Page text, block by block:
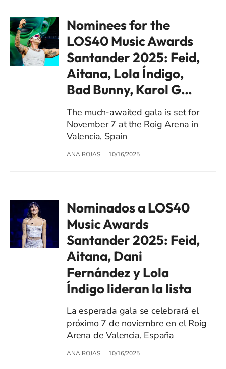
Nominees for the
LOS40 Music Awards
Santander 2025: Feid,
Aitana, Lola Índigo,
Bad Bunny, Karol G…
The much-awaited gala is set for
November 7 at the Roig Arena in
Valencia, Spain
ANA ROJAS 10/16/2025
Nominados a LOS40
Music Awards
Santander 2025: Feid,
Aitana, Dani
Fernández y Lola
Índigo lideran la lista
La esperada gala se celebrará el
próximo 7 de noviembre en el Roig
Arena de Valencia, España
ANA ROJAS 10/16/2025